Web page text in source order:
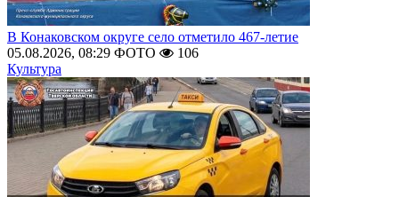
В Конаковском округе село отметило 467-летие
05.08.2026, 08:29 ФОТО
106
Культура